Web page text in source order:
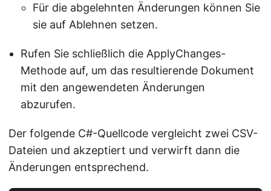
Für die abgelehnten Änderungen können Sie
sie auf Ablehnen setzen.
Rufen Sie schließlich die ApplyChanges-
Methode auf, um das resultierende Dokument
mit den angewendeten Änderungen
abzurufen.
Der folgende C#-Quellcode vergleicht zwei CSV-
Dateien und akzeptiert und verwirft dann die
Änderungen entsprechend.